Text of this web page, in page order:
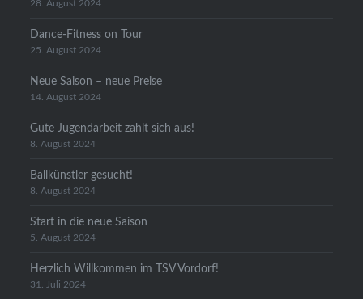
28. August 2024
Dance-Fitness on Tour
25. August 2024
Neue Saison – neue Preise
14. August 2024
Gute Jugendarbeit zahlt sich aus!
8. August 2024
Ballkünstler gesucht!
8. August 2024
Start in die neue Saison
5. August 2024
Herzlich Willkommen im TSV Vordorf!
31. Juli 2024